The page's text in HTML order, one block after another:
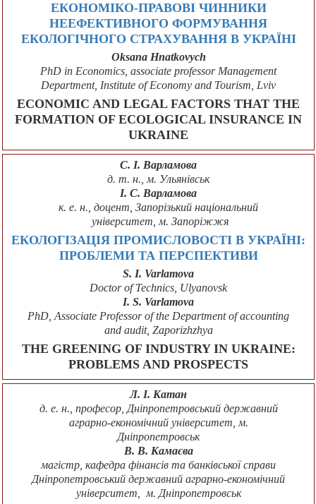
ЕКОНОМІКО-ПРАВОВІ ЧИННИКИ
НЕЕФЕКТИВНОГО ФОРМУВАННЯ
ЕКОЛОГІЧНОГО СТРАХУВАННЯ В УКРАЇНІ
Oksana Hnatkovych
PhD in Economics, associate professor Management
Department, Institute of Economy and Tourism, Lviv
ECONOMIC AND LEGAL FACTORS THAT THE
FORMATION OF ECOLOGICAL INSURANCE IN
UKRAINE
С. І. Варламова
д. т. н., м. Ульянівськ
І. С. Варламова
к. е. н., доцент, Запорізький національний
університет, м. Запоріжжя
ЕКОЛОГІЗАЦІЯ ПРОМИСЛОВОСТІ В УКРАЇНІ:
ПРОБЛЕМИ ТА ПЕРСПЕКТИВИ
S. I. Varlamova
Doctor of Technics, Ulyanovsk
I. S. Varlamova
PhD, Associate Professor of the Department of accounting
and audit, Zaporizhzhya
THE GREENING OF INDUSTRY IN UKRAINE:
PROBLEMS AND PROSPECTS
Л. І. Катан
д. е. н., професор, Дніпропетровський державний
аграрно-економічний університет, м.
Дніпропетровськ
В. В. Камаєва
магістр, кафедра фінансів та банківської справи
Дніпропетровський державний аграрно-економічний
університет, м. Дніпропетровськ